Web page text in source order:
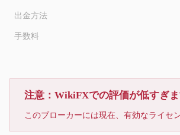
出金方法
手数料